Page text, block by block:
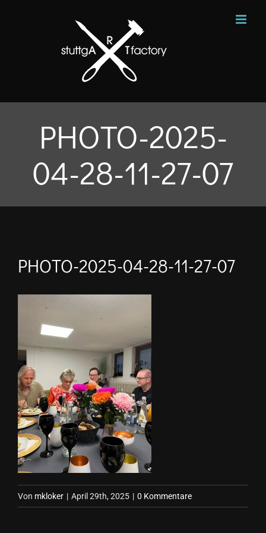
PHOTO-2025-
04-28-11-27-07
PHOTO-2025-04-28-11-27-07
Von mkloker | April 29th, 2025 | 0 Kommentare